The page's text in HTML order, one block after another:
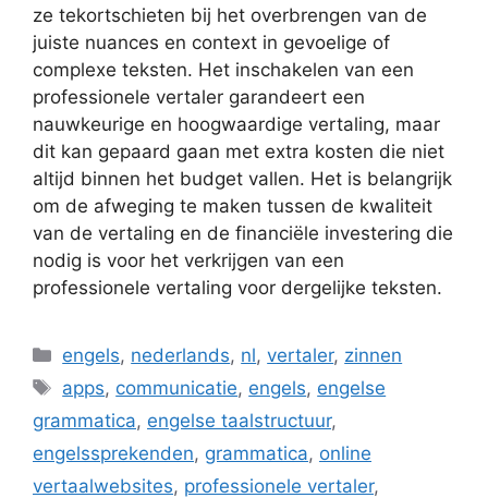
ze tekortschieten bij het overbrengen van de
juiste nuances en context in gevoelige of
complexe teksten. Het inschakelen van een
professionele vertaler garandeert een
nauwkeurige en hoogwaardige vertaling, maar
dit kan gepaard gaan met extra kosten die niet
altijd binnen het budget vallen. Het is belangrijk
om de afweging te maken tussen de kwaliteit
van de vertaling en de financiële investering die
nodig is voor het verkrijgen van een
professionele vertaling voor dergelijke teksten.
Categorieën
engels, nederlands, nl,vertaler, zinnen
Tags
apps, communicatie, engels, engelse
grammatica, engelse taalstructuur,
engelssprekenden, grammatica, online
vertaalwebsites, professionele vertaler,